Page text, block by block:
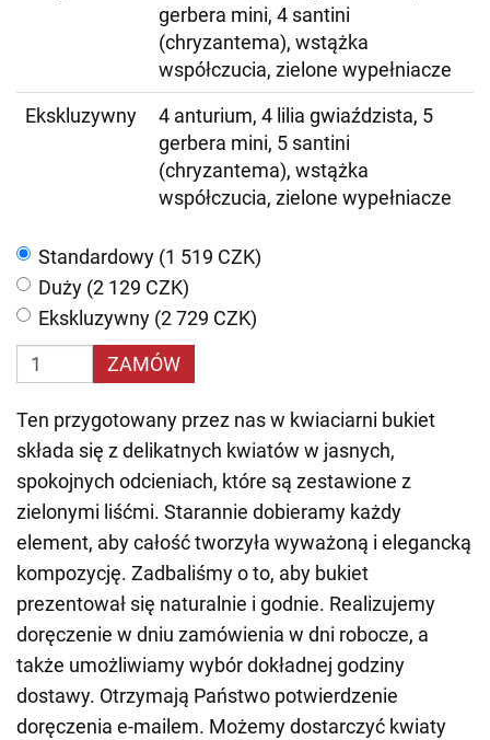
gerbera mini, 4 santini
(chryzantema), wstążka
współczucia, zielone wypełniacze
Ekskluzywny
4 anturium, 4 lilia gwiaździsta, 5
gerbera mini, 5 santini
(chryzantema), wstążka
współczucia, zielone wypełniacze
Standardowy (1 519 CZK)
Duży (2 129 CZK)
Ekskluzywny (2 729 CZK)
ZAMÓW
Ten przygotowany przez nas w kwiaciarni bukiet
składa się z delikatnych kwiatów w jasnych,
spokojnych odcieniach, które są zestawione z
zielonymi liśćmi. Starannie dobieramy każdy
element, aby całość tworzyła wyważoną i elegancką
kompozycję. Zadbaliśmy o to, aby bukiet
prezentował się naturalnie i godnie. Realizujemy
doręczenie w dniu zamówienia w dni robocze, a
także umożliwiamy wybór dokładnej godziny
dostawy. Otrzymają Państwo potwierdzenie
doręczenia e-mailem. Możemy dostarczyć kwiaty